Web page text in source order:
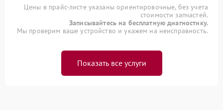
Цены в прайс-листе указаны ориентировочные, без учета
стоимости запчастей.
Записывайтесь на бесплатную диагностику.
Мы проверим ваше устройство и укажем на неисправность.
Показать все услуги